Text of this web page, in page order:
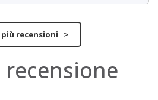
più recensioni >